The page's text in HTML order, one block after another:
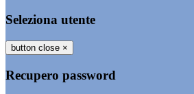
Seleziona utente
button close ×
Recupero password